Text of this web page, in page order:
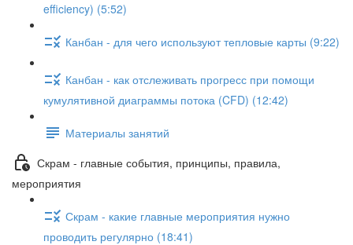
efficiency) (5:52)
Канбан - для чего используют тепловые карты (9:22)
Канбан - как отслеживать прогресс при помощи
кумулятивной диаграммы потока (CFD) (12:42)
Материалы занятий
Скрам - главные события, принципы, правила,
мероприятия
Скрам - какие главные мероприятия нужно
проводить регулярно (18:41)